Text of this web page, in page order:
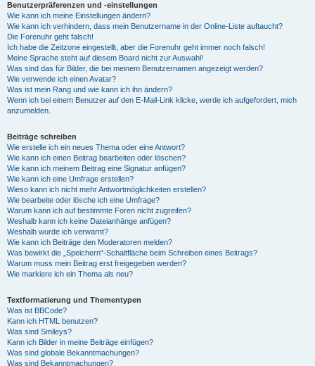
Benutzerpräferenzen und -einstellungen
Wie kann ich meine Einstellungen ändern?
Wie kann ich verhindern, dass mein Benutzername in der Online-Liste auftaucht?
Die Forenuhr geht falsch!
Ich habe die Zeitzone eingestellt, aber die Forenuhr geht immer noch falsch!
Meine Sprache steht auf diesem Board nicht zur Auswahl!
Was sind das für Bilder, die bei meinem Benutzernamen angezeigt werden?
Wie verwende ich einen Avatar?
Was ist mein Rang und wie kann ich ihn ändern?
Wenn ich bei einem Benutzer auf den E-Mail-Link klicke, werde ich aufgefordert, mich
anzumelden.
Beiträge schreiben
Wie erstelle ich ein neues Thema oder eine Antwort?
Wie kann ich einen Beitrag bearbeiten oder löschen?
Wie kann ich meinem Beitrag eine Signatur anfügen?
Wie kann ich eine Umfrage erstellen?
Wieso kann ich nicht mehr Antwortmöglichkeiten erstellen?
Wie bearbeite oder lösche ich eine Umfrage?
Warum kann ich auf bestimmte Foren nicht zugreifen?
Weshalb kann ich keine Dateianhänge anfügen?
Weshalb wurde ich verwarnt?
Wie kann ich Beiträge den Moderatoren melden?
Was bewirkt die „Speichern“-Schaltfläche beim Schreiben eines Beitrags?
Warum muss mein Beitrag erst freigegeben werden?
Wie markiere ich ein Thema als neu?
Textformatierung und Thementypen
Was ist BBCode?
Kann ich HTML benutzen?
Was sind Smileys?
Kann ich Bilder in meine Beiträge einfügen?
Was sind globale Bekanntmachungen?
Was sind Bekanntmachungen?